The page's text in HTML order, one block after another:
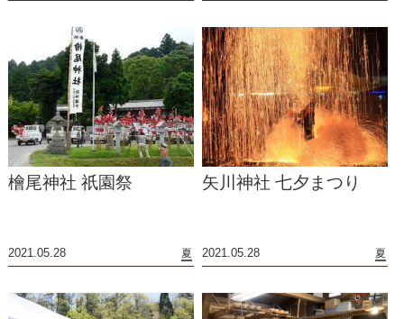
檜尾神社 祇園祭
2021.05.28 夏
矢川神社 七夕まつり
2021.05.28 夏